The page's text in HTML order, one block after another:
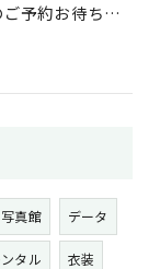
成人式のご予約お待ちしております。
写真館 データ
ンタル 衣装